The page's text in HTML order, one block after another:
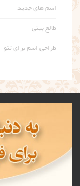
اسم های جدید
طالع بینی
طراحی اسم برای تتو